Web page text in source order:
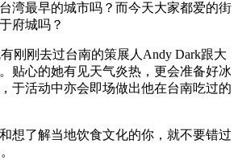
湾最早的城市吗？而今天大家都爱的街
府城吗？
刚刚去过台南的策展人Andy Dark跟大
贴心的她有见天气炎热，更会准备好冰
于活动中亦会即场做出他在台南吃过的
想了解当地饮食文化的你，就不要错过